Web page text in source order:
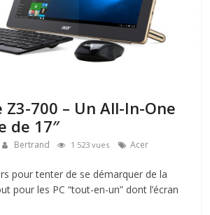
700 – Un All-In-One
de 17″
Bertrand 1 523 vues Acer
pour tenter de se démarquer de la
pour les PC “tout-en-un” dont l’écran